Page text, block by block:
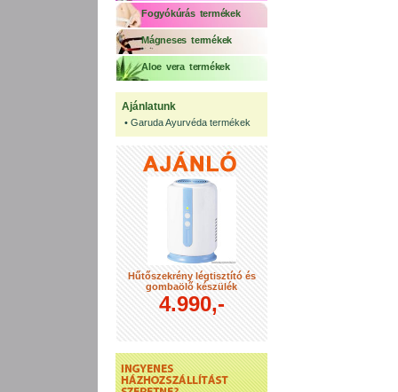
Fogyókúrás termékek
Mágneses termékek
Aloe vera termékek
Ajánlatunk
• Garuda Ayurvéda termékek
Hűtőszekrény légtisztító és
gombaölő készülék
4.990,-